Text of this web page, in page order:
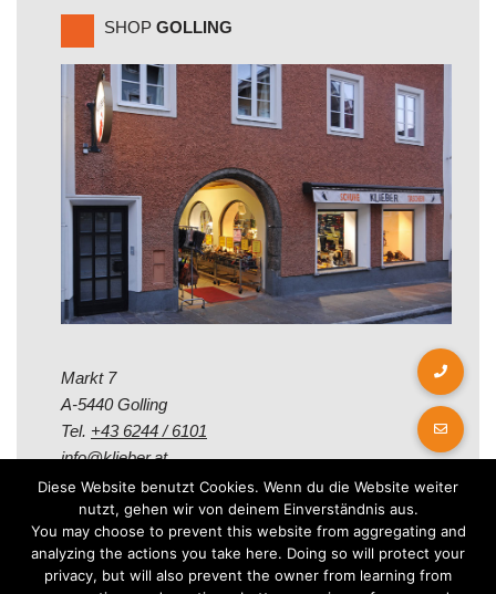
SHOP GOLLING
Markt 7
A-5440 Golling
Tel. +43 6244 / 6101
info@klieber.at
Öffungszeiten
Montag - Freitag:
Diese Website benutzt Cookies. Wenn du die Website weiter
nutzt, gehen wir von deinem Einverständnis aus.
You may choose to prevent this website from aggregating and
analyzing the actions you take here. Doing so will protect your
privacy, but will also prevent the owner from learning from